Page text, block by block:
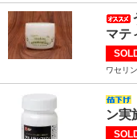
マテ
ワセリ
ン実